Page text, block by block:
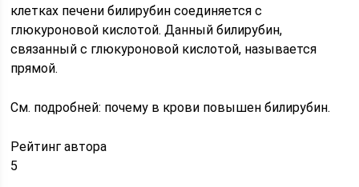
клетках печени билирубин соединяется с
глюкуроновой кислотой. Данный билирубин,
связанный с глюкуроновой кислотой, называется
прямой.
См. подробней: почему в крови повышен билирубин.
Рейтинг автора
5